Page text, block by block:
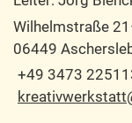
Wilhelmstraße
06449
+49 3473